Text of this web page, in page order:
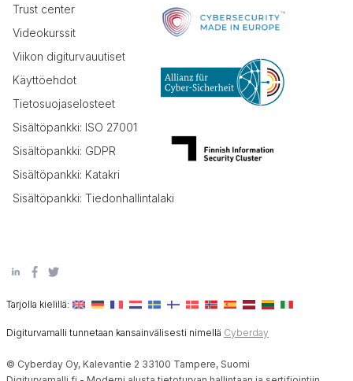
Trust center
Videokurssit
Viikon digiturvauutiset
Käyttöehdot
Tietosuojaselosteet
Sisältöpankki: ISO 27001
Sisältöpankki: GDPR
Sisältöpankki: Katakri
Sisältöpankki: Tiedonhallintalaki
Tarjolla kielillä:
Digiturvamalli tunnetaan kansainvälisesti nimellä Cyberday
© Cyberday Oy, Kalevantie 2 33100 Tampere, Suomi